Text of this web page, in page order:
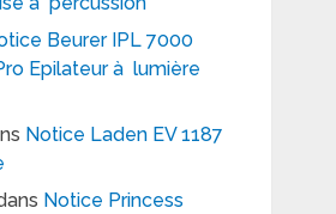
Beurer IPL 7000
Epilateur à lumière
Notice Laden EV 1187
Notice Princess